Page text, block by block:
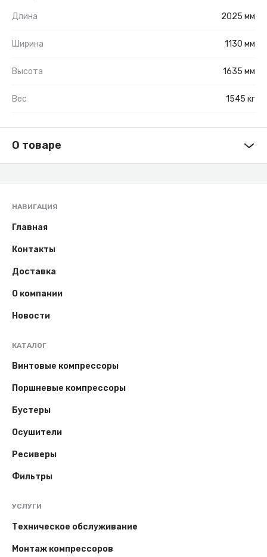
Длина 2025 мм
Ширина 1130 мм
Высота 1635 мм
Вес 1545 кг
О товаре
НАВИГАЦИЯ
Главная
Контакты
Доставка
О компании
Новости
КАТАЛОГ
Винтовые компрессоры
Поршневые компрессоры
Бустеры
Осушители
Ресиверы
Фильтры
УСЛУГИ
Техническое обслуживание
Монтаж компрессоров